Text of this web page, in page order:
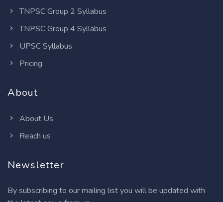
TNPSC Group 2 Syllabus
TNPSC Group 4 Syllabus
UPSC Syllabus
Pricing
About
About Us
Reach us
Newsletter
By subscribing to our mailing list you will be updated with